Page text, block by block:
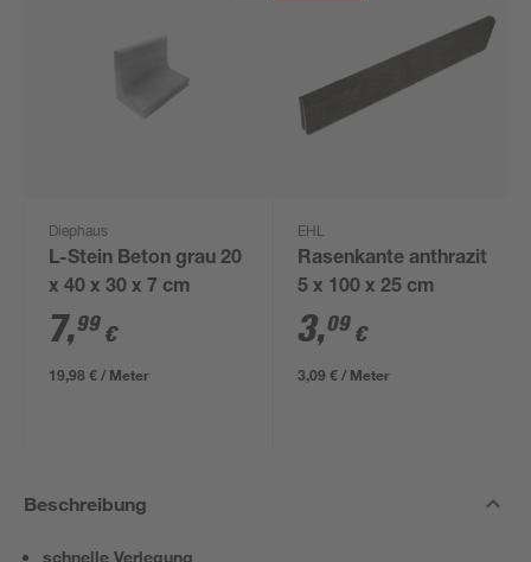
Diephaus
L-Stein Beton grau 20
x 40 x 30 x 7 cm
7,99 €
19,98 € / Meter
EHL
Rasenkante anthrazit
5 x 100 x 25 cm
3,09 €
3,09 € / Meter
Beschreibung
schnelle Verlegung